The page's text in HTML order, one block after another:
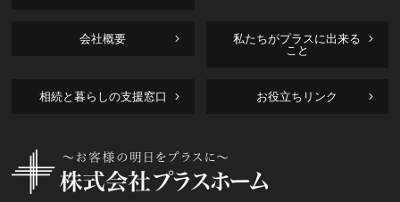
会社概要
私たちがプラスに出来る
こと
相続と暮らしの支援窓口 お役立ちリンク